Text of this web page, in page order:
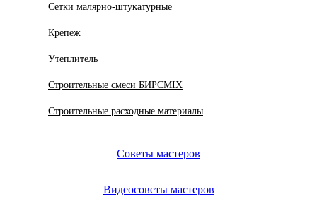
Сетки малярно-штукатурные
Крепеж
Утеплитель
Строительные смеси БИРСMIX
Строительные расходные материалы
Советы мастеров
Видеосоветы мастеров